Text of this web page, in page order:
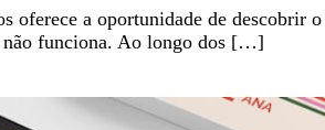
oferece a oportunidade de descobrir o
não funciona. Ao longo dos […]